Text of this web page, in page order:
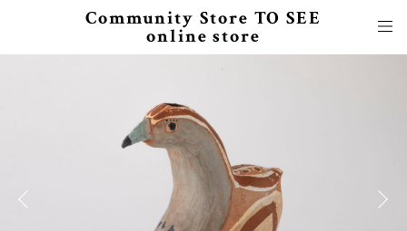
Community Store TO SEE
online store